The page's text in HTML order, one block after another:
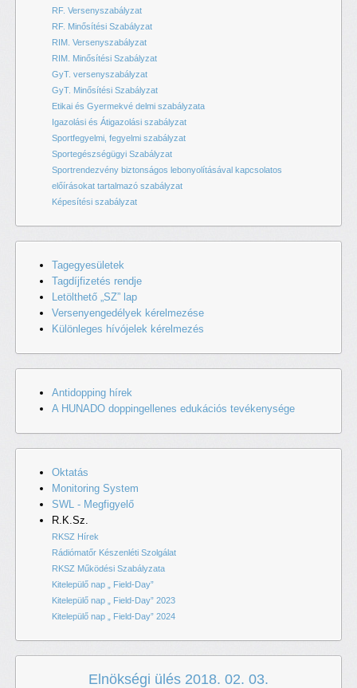
RF. Versenyszabályzat
RF. Minősítési Szabályzat
RIM. Versenyszabályzat
RIM. Minősítési Szabályzat
GyT. versenyszabályzat
GyT. Minősítési Szabályzat
Etikai és Gyermekvé delmi szabályzata
Igazolási és Átigazolási szabályzat
Sportfegyelmi, fegyelmi szabályzat
Sportegészségügyi Szabályzat
Sportrendezvény biztonságos lebonyolításával kapcsolatos
előírásokat tartalmazó szabályzat
Képesítési szabályzat
Tagegyesületek
Tagdíjfizetés rendje
Letölthető „SZ” lap
Versenyengedélyek kérelmezése
Különleges hívójelek kérelmezés
Antidopping hírek
A HUNADO doppingellenes edukációs tevékenysége
Oktatás
Monitoring System
SWL - Megfigyelő
R.K.Sz.
RKSZ Hírek
Rádiómatőr Készenléti Szolgálat
RKSZ Működési Szabályzata
Kitelepülő nap „ Field-Day”
Kitelepülő nap „ Field-Day” 2023
Kitelepülő nap „ Field-Day” 2024
Elnökségi ülés 2018. 02. 03.